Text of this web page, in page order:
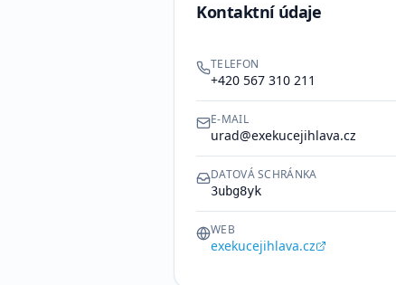
Kontaktní údaje
TELEFON
+420 567 310 211
E-MAIL
urad@exekucejihlava.cz
DATOVÁ SCHRÁNKA
3ubg8yk
WEB
exekucejihlava.cz